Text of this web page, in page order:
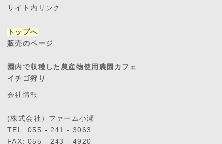
サイト内リンク
トップへ
販売のページ
園内で収穫した農産物使用農園カフェ
イチゴ狩り
会社情報
(株式会社）ファーム小瀬
TEL: 055 - 241 - 3063
FAX: 055 - 243 - 4920